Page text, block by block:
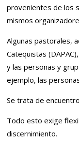
provenientes de los
mismos
Algunas pastorales,
Catequistas
y las personas y
ejemplo, las
Se trata de
Todo esto exige
discernimiento.